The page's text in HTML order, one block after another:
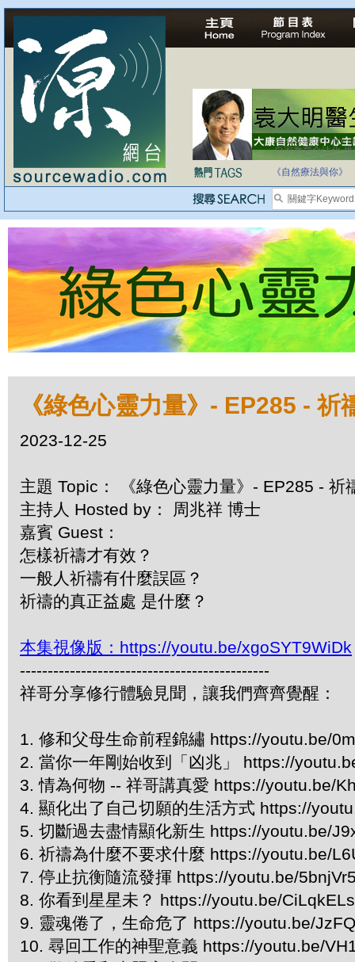
自家教育合法化-
《自然療法與你》
《綠色心靈力量》- EP285 - 祈
2023-12-25
主題 Topic： 《綠色心靈力量》- EP285 - 祈
主持人 Hosted by： 周兆祥 博士
嘉賓 Guest：
怎樣祈禱才有效？
一般人祈禱有什麼誤區？
祈禱的真正益處 是什麼？
本集視像版：https://youtu.be/xgoSYT9WiDk
---------------------------------------------
祥哥分享修行體驗見聞，讓我們齊齊覺醒：
1. 修和父母生命前程錦繡 https://youtu.be/
2. 當你一年剛始收到「凶兆」 https://
3. 情為何物 -- 祥哥講真愛 https://youtu.be/
4. 顯化出了自己切願的生活方式 https://
5. 切斷過去盡情顯化新生 https://youtu.be/
6. 祈禱為什麼不要求什麼 https://youtu.be/
7. 停止抗衡隨流發揮 https://youtu.be/
8. 你看到星星未？ https://youtu.be/
9. 靈魂倦了，生命危了 https://youtu.be/
10. 尋回工作的神聖意義 https://youtu.be/